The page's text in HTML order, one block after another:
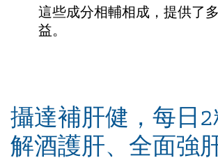
這些成分相輔相成，提供了
益。
攝達補肝健，每日
解酒護肝、全面強